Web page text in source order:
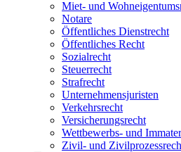
Miet- und
Notare
Öffentliches Dienstrecht
Öffentliches Recht
Sozialrecht
Steuerrecht
Strafrecht
Unternehmensjuristen
Verkehrsrecht
Versicherungsrecht
Wettbewerbs- und
Zivil- und